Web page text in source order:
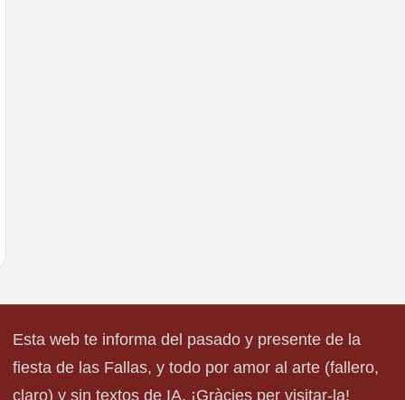
Esta web te informa del pasado y presente de la
fiesta de las Fallas, y todo por amor al arte (fallero,
claro) y sin textos de IA. ¡Gràcies per visitar-la!